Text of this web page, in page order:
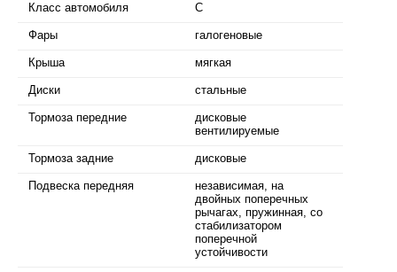
Класс автомобиля C
Фары галогеновые
Крыша мягкая
Диски стальные
Тормоза передние
дисковые
вентилируемые
Тормоза задние дисковые
Подвеска передняя
независимая, на
двойных поперечных
рычагах, пружинная, со
стабилизатором
поперечной
устойчивости